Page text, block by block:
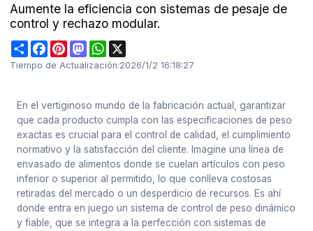
Aumente la eficiencia con sistemas de pesaje de
control y rechazo modular.
ShareFacebookPinterestMastodonWhatsApp
Tiempo de Actualización:2026/1/2 16:18:27
En el vertiginoso mundo de la fabricación actual, garantizar
que cada producto cumpla con las especificaciones de peso
exactas es crucial para el control de calidad, el cumplimiento
normativo y la satisfacción del cliente. Imagine una línea de
envasado de alimentos donde se cuelan artículos con peso
inferior o superior al permitido, lo que conlleva costosas
retiradas del mercado o un desperdicio de recursos. Es ahí
donde entra en juego un sistema de control de peso dinámico
y fiable, que se integra a la perfección con sistemas de